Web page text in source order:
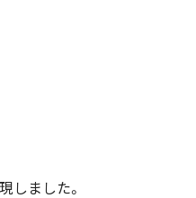
しました。